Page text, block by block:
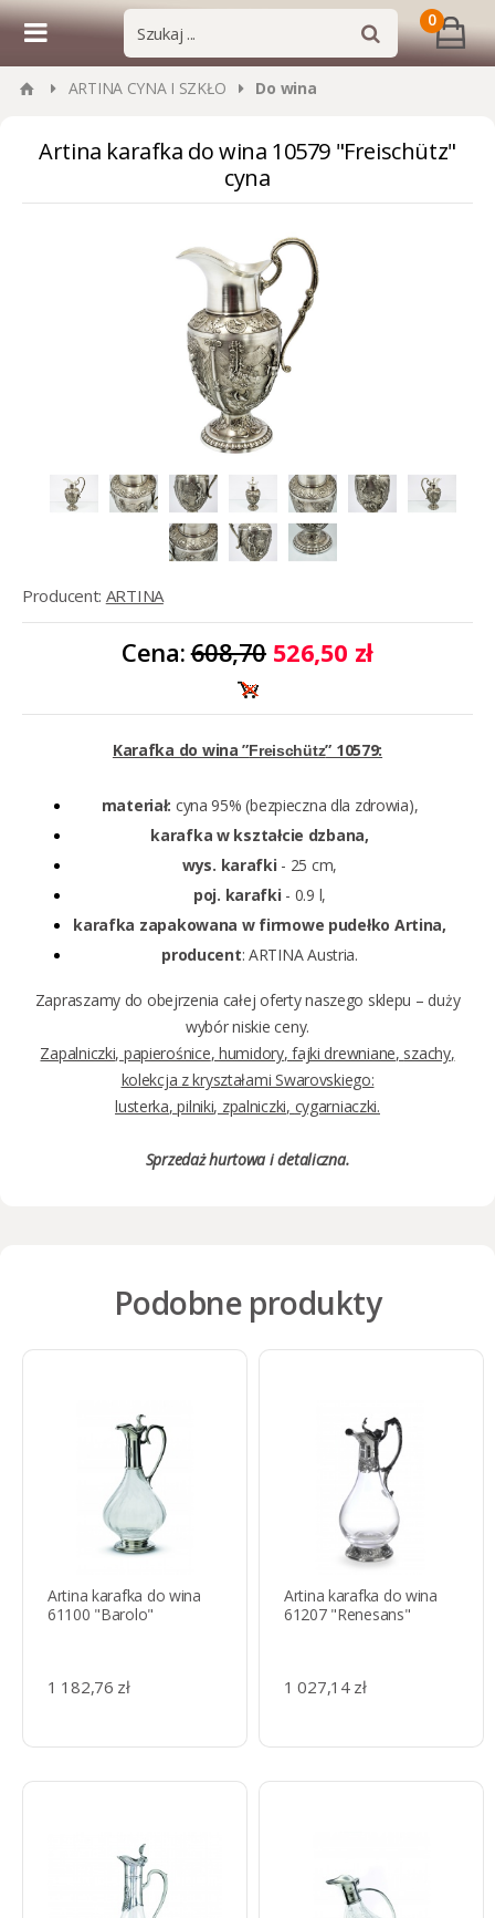
0
ARTINA CYNA I SZKŁO Do wina
Artina karafka do wina 10579 "Freischütz"
cyna
Producent: ARTINA
Cena:608,70 526,50 zł
Karafka do wina ”Freischütz” 10579:
materiał: cyna 95% (bezpieczna dla zdrowia),
karafka w kształcie dzbana,
wys. karafki - 25 cm,
poj. karafki - 0.9 l,
karafka zapakowana w firmowe pudełko Artina,
producent: ARTINA Austria.
Zapraszamy do obejrzenia całej oferty naszego sklepu – duży
wybór niskie ceny.
Zapalniczki, papierośnice, humidory,fajki drewniane, szachy,
kolekcja z kryształami Swarovskiego:
lusterka,pilniki, zpalniczki, cygarniaczki.
Sprzedażhurtowa i detaliczna.
Podobne produkty
Artina karafka do wina
61100 "Barolo"
1 182,76 zł
Artina karafka do wina
61207 "Renesans"
1 027,14 zł